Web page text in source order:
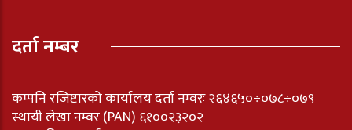
दर्ता नम्बर
कम्पनि रजिष्टारको कार्यालय दर्ता नम्वरः २६४६५०÷०७८÷०७९
स्थायी लेखा नम्वर (PAN) ६१००२३२०२